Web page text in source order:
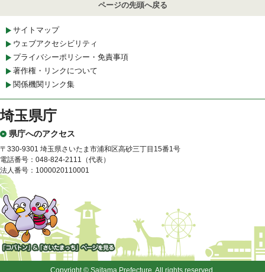
ページの先頭へ戻る
サイトマップ
ウェブアクセシビリティ
プライバシーポリシー・免責事項
著作権・リンクについて
関係機関リンク集
埼玉県庁
県庁へのアクセス
〒330-9301 埼玉県さいたま市浦和区高砂三丁目15番1号
電話番号：048-824-2111（代表）
法人番号：1000020110001
「コバトン」&「さいたまっ
Copyright © Saitama Prefecture. All rights reserved.